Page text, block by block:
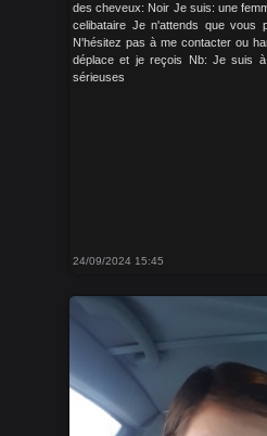
des cheveux: Noir Je suis: une
celibataire Je n'attends que vous
N'hésitez pas à me contacter ou
déplace et je reçois Nb: Je suis
sérieuses
24/09/2024 15:45